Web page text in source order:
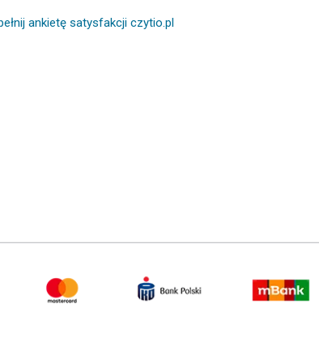
ankietę satysfakcji czytio.pl